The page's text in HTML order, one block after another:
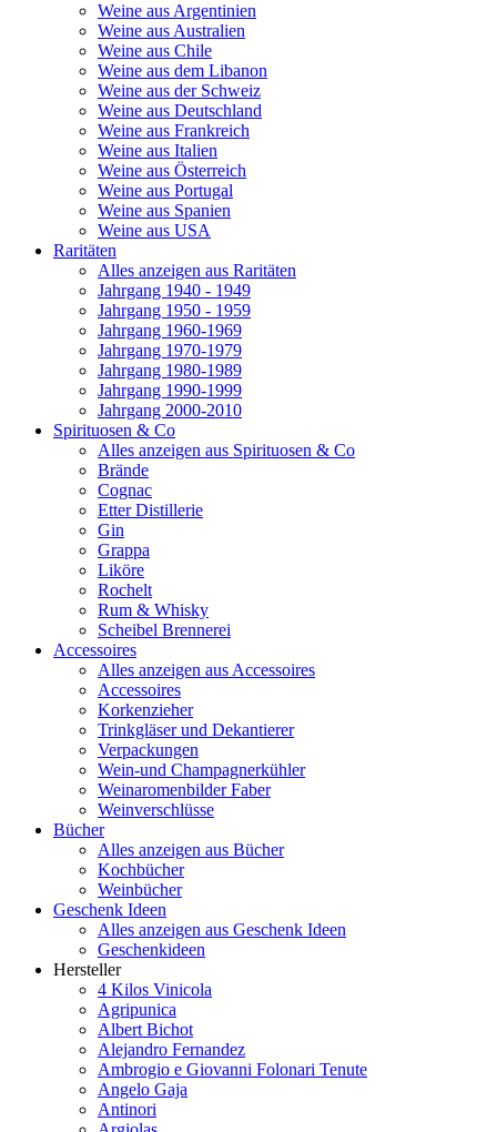
Weine aus Argentinien
Weine aus Australien
Weine aus Chile
Weine aus dem Libanon
Weine aus der Schweiz
Weine aus Deutschland
Weine aus Frankreich
Weine aus Italien
Weine aus Österreich
Weine aus Portugal
Weine aus Spanien
Weine aus USA
Raritäten
Alles anzeigen aus Raritäten
Jahrgang 1940 - 1949
Jahrgang 1950 - 1959
Jahrgang 1960-1969
Jahrgang 1970-1979
Jahrgang 1980-1989
Jahrgang 1990-1999
Jahrgang 2000-2010
Spirituosen & Co
Alles anzeigen aus Spirituosen & Co
Brände
Cognac
Etter Distillerie
Gin
Grappa
Liköre
Rochelt
Rum & Whisky
Scheibel Brennerei
Accessoires
Alles anzeigen aus Accessoires
Accessoires
Korkenzieher
Trinkgläser und Dekantierer
Verpackungen
Wein-und Champagnerkühler
Weinaromenbilder Faber
Weinverschlüsse
Bücher
Alles anzeigen aus Bücher
Kochbücher
Weinbücher
Geschenk Ideen
Alles anzeigen aus Geschenk Ideen
Geschenkideen
Hersteller
4 Kilos Vinicola
Agripunica
Albert Bichot
Alejandro Fernandez
Ambrogio e Giovanni Folonari Tenute
Angelo Gaja
Antinori